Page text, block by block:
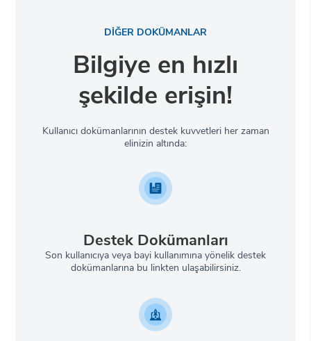
DİĞER DOKÜMANLAR
Bilgiye en hızlı
şekilde erişin!
Kullanıcı dokümanlarının destek kuvvetleri her zaman
elinizin altında:
Destek Dokümanları
Son kullanıcıya veya bayi kullanımına yönelik destek
dokümanlarına bu linkten ulaşabilirsiniz.